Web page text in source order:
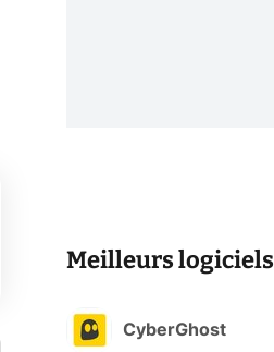
Meilleurs logiciels
CyberGhost